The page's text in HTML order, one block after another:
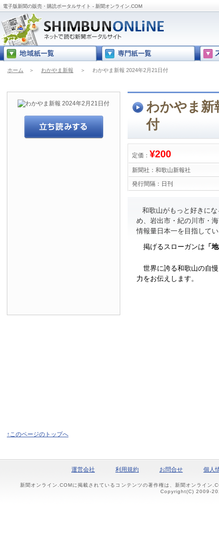
電子版新聞の販売・購読ポータルサイト - 新聞オンライン.COM
ホーム ＞ わかやま新報 ＞ わかやま新報 2024年2月21日付
わかやま新
付
定価： ¥200
新聞社： 和歌山新報社
発行間隔： 日刊
和歌山がもっと好きに
め、岩出市・紀の川市・
情報量日本一を目指して
掲げるスローガンは 「
世界に誇る和歌山の自
力をお伝えします。
↑このページのトップへ
運営会社 利用規約 お問合せ 個人
新聞オンライン.COMに掲載されているコンテンツの著作権は、新聞オンライン
Copyright(C) 2009-